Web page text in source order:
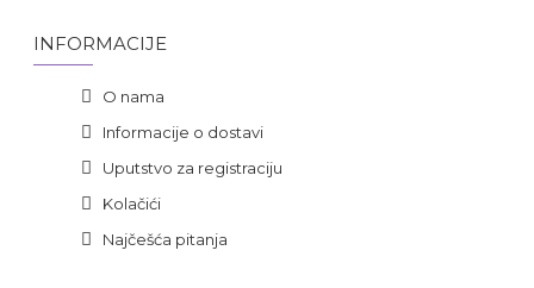
INFORMACIJE
O nama
Informacije o dostavi
Uputstvo za registraciju
Kolačići
Najčešća pitanja